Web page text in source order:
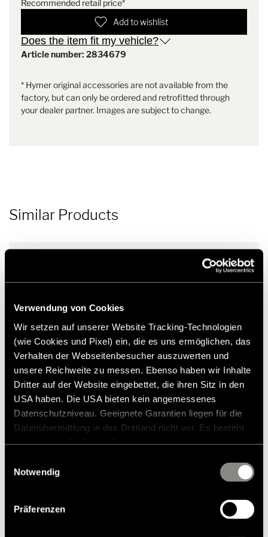
Verwendung von Cookies
Wir setzen auf unserer Website Tracking-Technologien
(wie Cookies und Pixel) ein, die es uns ermöglichen, das
Verhalten der Webseitenbesucher auszuwerten und
unsere Reichweite zu messen. Ebenso haben wir Inhalte
Dritter auf der Website eingebettet, die ihren Sitz in den
USA haben. Die USA bieten kein angemessenes
Datenschutzniveau. Geeignete Garantien liegen für die
Datenübermittlung in das Drittland nicht vor. Es besteht
zustehen. Eingesetzte Dienstleister können Daten für
zusammenführen. Weitere Informationen finden Sie in
unsererDatenschutzerklärung
. Akzeptieren Sie oder
Notwendig
Präferenzen
Recommended retail price*
Add to wishlist
Does the item fit my vehicle?
Article number: 2834679
* Hymer original accessories are not available from the
factory, but can only be ordered and retrofitted through
your dealer partner. Images are subject to change.
Similar Products
18,00 €